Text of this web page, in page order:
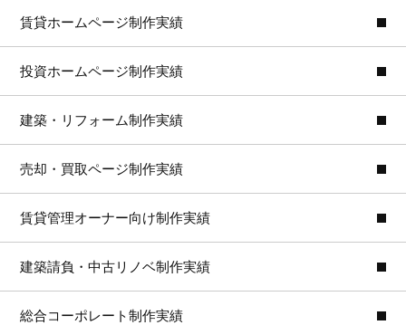
賃貸ホームページ制作実績
投資ホームページ制作実績
建築・リフォーム制作実績
売却・買取ページ制作実績
賃貸管理オーナー向け制作実績
建築請負・中古リノベ制作実績
総合コーポレート制作実績